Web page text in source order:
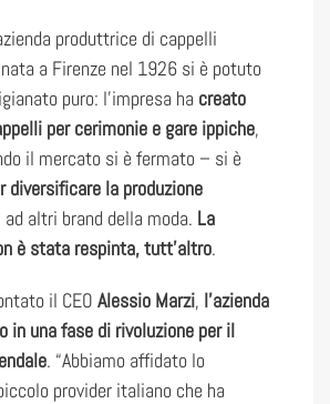
produttrice di cappelli
a Firenze nel 1926 si è potuto
puro: l’impresa ha creato
per cerimonie e gare ippiche,
il mercato si è fermato – si è
diversificare la produzione
altri brand della moda. La
è stata respinta, tutt’altro.
il CEO Alessio Marzi, l’azienda
in una fase di rivoluzione per il
. “Abbiamo affidato lo
provider italiano che ha